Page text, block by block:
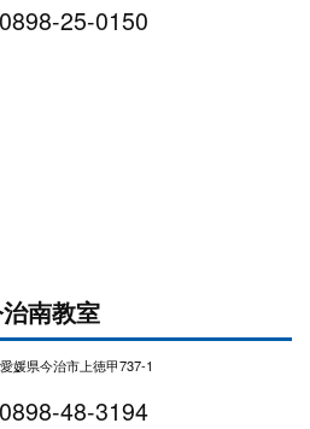
25-0150
南教室
媛県今治市上徳甲737-1
48-3194